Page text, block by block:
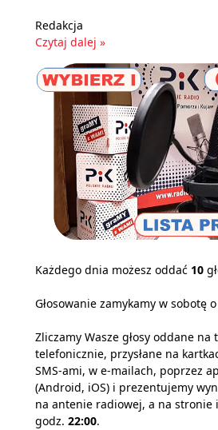
Redakcja
Czytaj dalej »
Każdego dnia możesz oddać 10
Głosowanie zamykamy w sobotę
Zliczamy Wasze głosy oddane na
telefonicznie, przysłane na
SMS-ami, w e-mailach, poprzez
(Android, iOS) i prezentujemy
na antenie radiowej, a na stronie
godz. 22:00.